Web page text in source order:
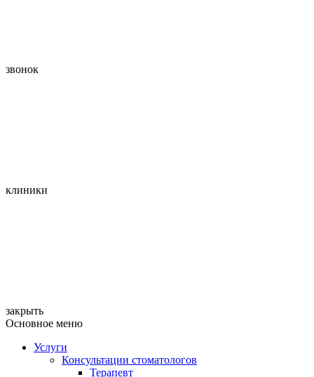
звонок
клиники
закрыть
Основное меню
Услуги
Консультации стоматологов
Терапевт